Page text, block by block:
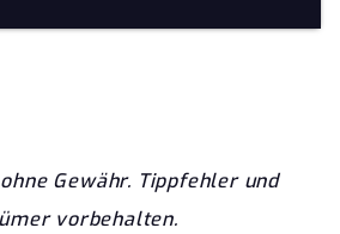
Gewähr. Tippfehler und
vorbehalten.